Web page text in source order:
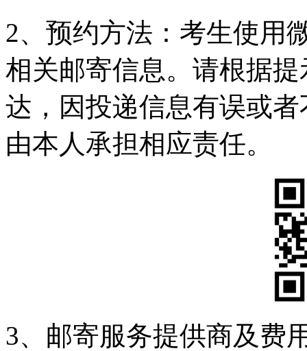
2、预约方法：考生使用
相关邮寄信息。请根据
达，因投递信息有误或
由本人承担相应责任。
3、邮寄服务提供商及费